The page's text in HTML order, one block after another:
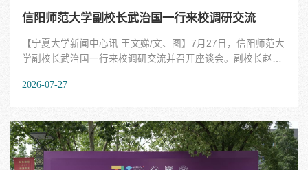
信阳师范大学副校长武治国一行来校调研交流
【宁夏大学新闻中心讯 王文娣/文、图】7月27日，信阳师范大
学副校长武治国一行来校调研交流并召开座谈会。副校长赵晓
访表示欢迎，并介绍了宁夏大学办学历史、师资队伍建设、学
区域基础教育发展、深耕红色文化传承等方面积累了大量宝贵
经验，值得我校学习借鉴。希望两校以此次调研交流为契机，
深化沟通合作，共同推动学校治理能力和办学水平提质增效。
2026-07-27